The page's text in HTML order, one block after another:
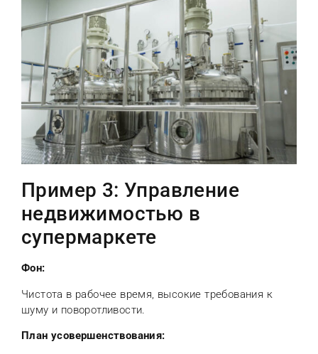
Пример 3: Управление
недвижимостью в
супермаркете
Фон:
Чистота в рабочее время, высокие требования к
шуму и поворотливости.
План усовершенствования: